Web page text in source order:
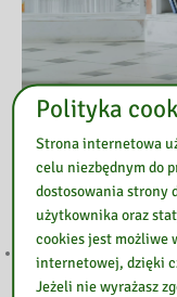
Przeczytaj
„LETNIE GRANIE”
KINA I RODZINNEJ
Polityka
Strona internetowa
celu niezbędnym do
dostosowania strony
użytkownika oraz
cookies jest możliwe
internetowej, dzięki
Jeżeli nie wyrażasz